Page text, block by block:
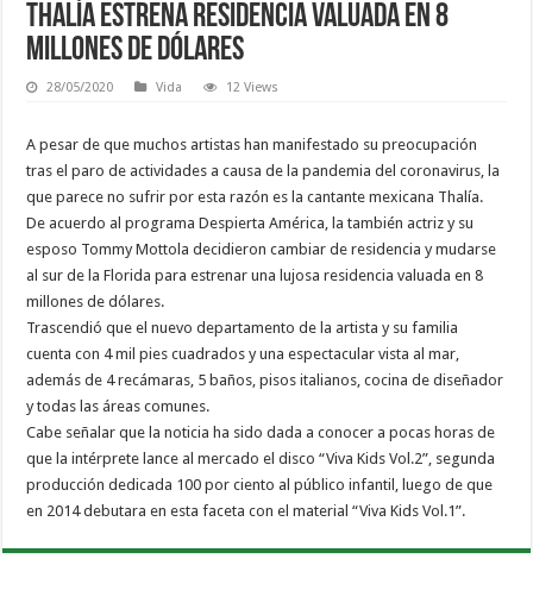
Thalía estrena residencia valuada en 8
millones de dólares
28/05/2020 Vida 12 Views
A pesar de que muchos artistas han manifestado su preocupación
tras el paro de actividades a causa de la pandemia del coronavirus, la
que parece no sufrir por esta razón es la cantante mexicana Thalía.
De acuerdo al programa Despierta América, la también actriz y su
esposo Tommy Mottola decidieron cambiar de residencia y mudarse
al sur de la Florida para estrenar una lujosa residencia valuada en 8
millones de dólares.
Trascendió que el nuevo departamento de la artista y su familia
cuenta con 4 mil pies cuadrados y una espectacular vista al mar,
además de 4 recámaras, 5 baños, pisos italianos, cocina de diseñador
y todas las áreas comunes.
Cabe señalar que la noticia ha sido dada a conocer a pocas horas de
que la intérprete lance al mercado el disco “Viva Kids Vol.2”, segunda
producción dedicada 100 por ciento al público infantil, luego de que
en 2014 debutara en esta faceta con el material “Viva Kids Vol.1”.